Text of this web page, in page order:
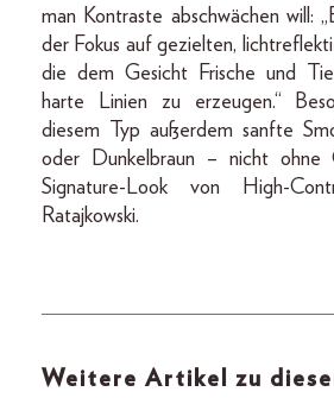
man Kontraste abschwächen will:
der Fokus auf gezielten,
die dem Gesicht Frische und
harte Linien zu erzeugen.“
diesem Typ außerdem sanfte
oder Dunkelbraun – nicht ohne
Signature-Look von High-
Ratajkowski.
Weitere Artikel zu